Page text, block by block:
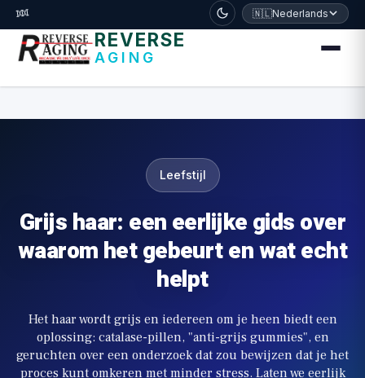
דלג לתוכן הראשי
🧬 🇳🇱Nederlands
REVERSE
AGING
Leefstijl
Grijs haar: een eerlijke gids over
waarom het gebeurt en wat echt
helpt
Het haar wordt grijs en iedereen om je heen biedt een
oplossing: catalase-pillen, "anti-grijs gummies", en
geruchten over een onderzoek dat zou bewijzen dat je het
proces kunt omkeren met minder stress. Laten we eerlijk